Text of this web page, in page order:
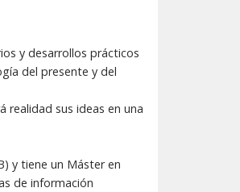
y desarrollos prácticos
del presente y del
realidad sus ideas en una
y tiene un Máster en
de información